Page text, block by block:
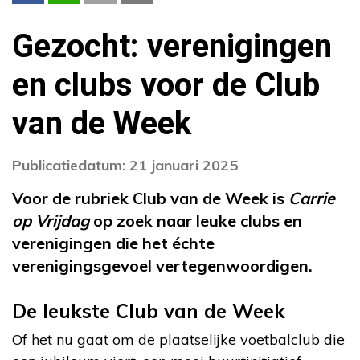
Gezocht: verenigingen
en clubs voor de Club
van de Week
Publicatiedatum: 21 januari 2025
Voor de rubriek Club van de Week is Carrie
op Vrijdagop zoek naar leuke clubs en
verenigingen die het échte
verenigingsgevoel vertegenwoordigen.
De leukste Club van de Week
Of het nu gaat om de plaatselijke voetbalclub die